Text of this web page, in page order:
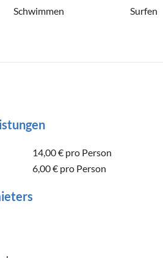
Schwimmen Surfen
14,00 € pro Person
6,00 € pro Person